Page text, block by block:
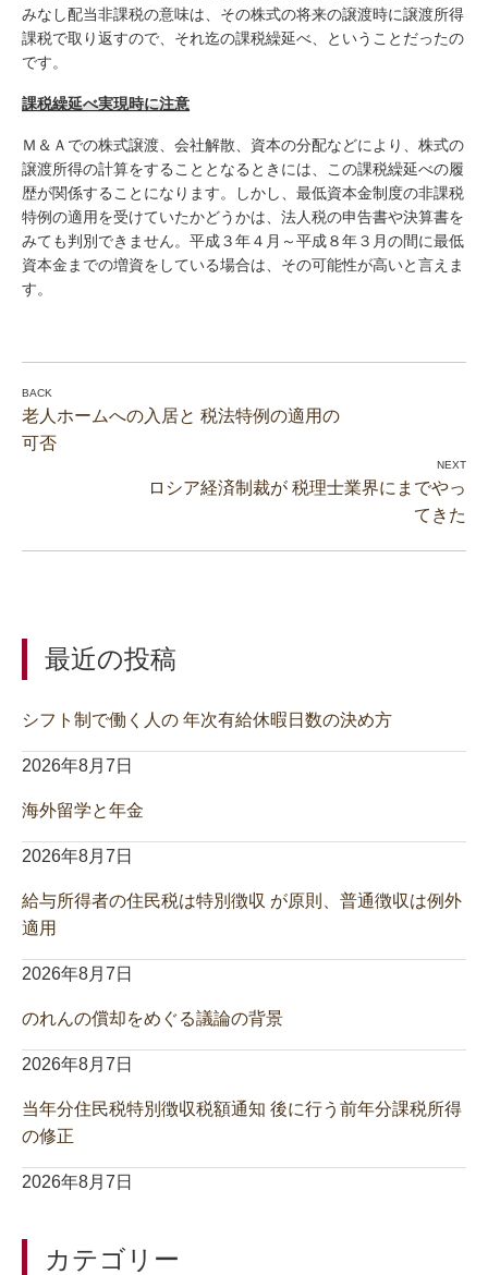
みなし配当非課税の意味は、その株式の将来の譲渡時に譲渡所得
課税で取り返すので、それ迄の課税繰延べ、ということだったの
です。
課税繰延べ実現時に注意
Ｍ＆Ａでの株式譲渡、会社解散、資本の分配などにより、株式の
譲渡所得の計算をすることとなるときには、この課税繰延べの履
歴が関係することになります。しかし、最低資本金制度の非課税
特例の適用を受けていたかどうかは、法人税の申告書や決算書を
みても判別できません。平成３年４月～平成８年３月の間に最低
資本金までの増資をしている場合は、その可能性が高いと言えま
す。
老人ホームへの入居と 税法特例の適用の
可否
ロシア経済制裁が 税理士業界にまでやっ
てきた
最近の投稿
シフト制で働く人の 年次有給休暇日数の決め方
2026年8月7日
海外留学と年金
2026年8月7日
給与所得者の住民税は特別徴収 が原則、普通徴収は例外
適用
2026年8月7日
のれんの償却をめぐる議論の背景
2026年8月7日
当年分住民税特別徴収税額通知 後に行う前年分課税所得
の修正
2026年8月7日
カテゴリー